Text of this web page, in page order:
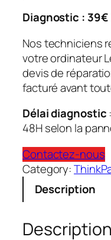
Diagnostic : 39€
Nos techniciens
votre ordinateur
devis de
facturé avant
Délai diagnostic
48H selon la
Contactez-nous
Category:
Description
Description